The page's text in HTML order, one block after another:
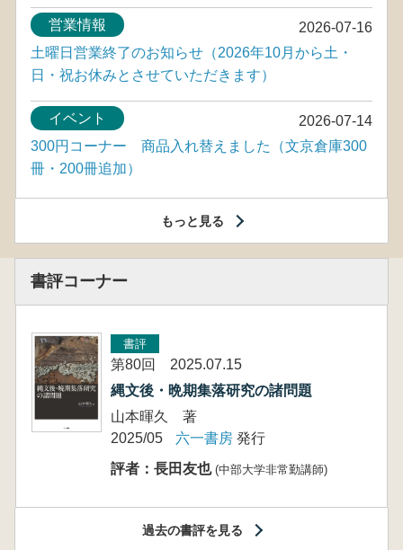
2026-07-16
営業情報
土曜日営業終了のお知らせ（2026年10月から土・
日・祝お休みとさせていただきます）
2026-07-14
イベント
300円コーナー 商品入れ替えました（文京倉庫300
冊・200冊追加）
もっと見る
書評コーナー
書評
第80回 2025.07.15
縄文後・晩期集落研究の諸問題
山本暉久 著
2025/05
六一書房 発行
評者：長田友也 (中部大学非常勤講師)
過去の書評を見る